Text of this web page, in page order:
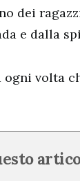
dei
e dalla
ogni volta